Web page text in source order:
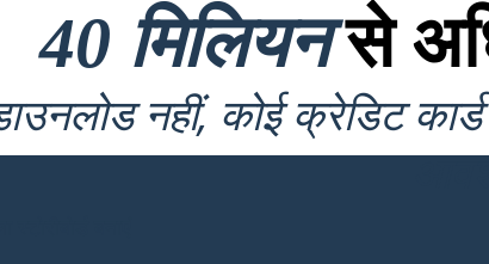
40 मिलियनसे
नहीं, कोई क्रेडिट